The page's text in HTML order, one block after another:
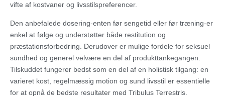
vifte af kostvaner og livsstilspreferencer.
Den anbefalede dosering-enten før sengetid eller før træning-er
enkel at følge og understøtter både restitution og
præstationsforbedring. Derudover er mulige fordele for seksuel
sundhed og generel velvære en del af produkttankegangen.
Tilskuddet fungerer bedst som en del af en holistisk tilgang: en
varieret kost, regelmæssig motion og sund livsstil er essentielle
for at opnå de bedste resultater med Tribulus Terrestris.